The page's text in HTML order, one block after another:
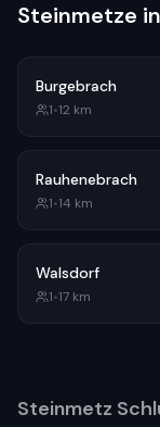
Steinmetze
Burgebrach
1•12 km
Rauhenebrach
1•14 km
Walsdorf
1•17 km
Steinmetz